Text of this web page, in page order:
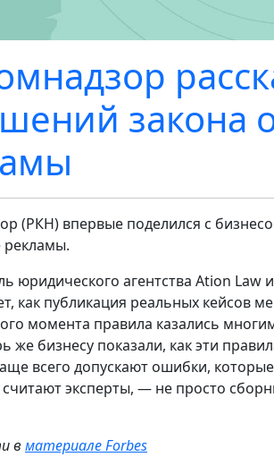
закона
(РКН) впервые поделился с
рекламы.
юридического агентства Ation Law
как публикация реальных кейсов
момента правила казались
же бизнесу показали, как эти
всего допускают ошибки,
считают эксперты, — не просто
вматериале Forbes